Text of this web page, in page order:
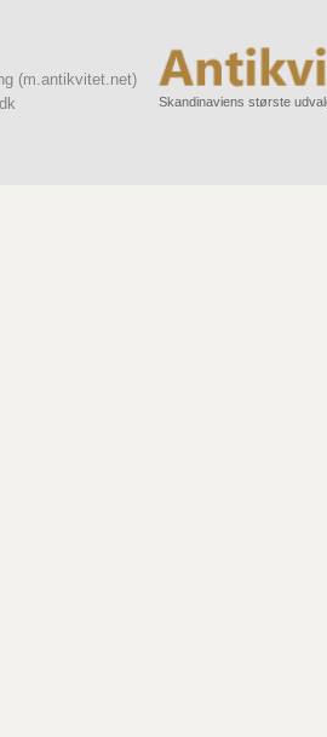
(m.antikvitet.net)
Skandinaviens største